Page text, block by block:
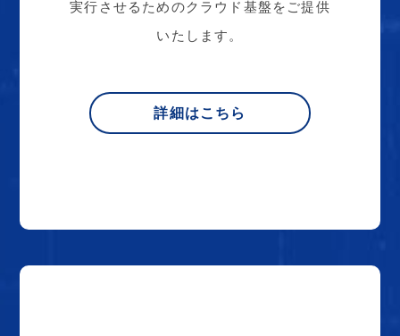
実行させるためのクラウド基盤をご提供
いたします。
詳細はこちら